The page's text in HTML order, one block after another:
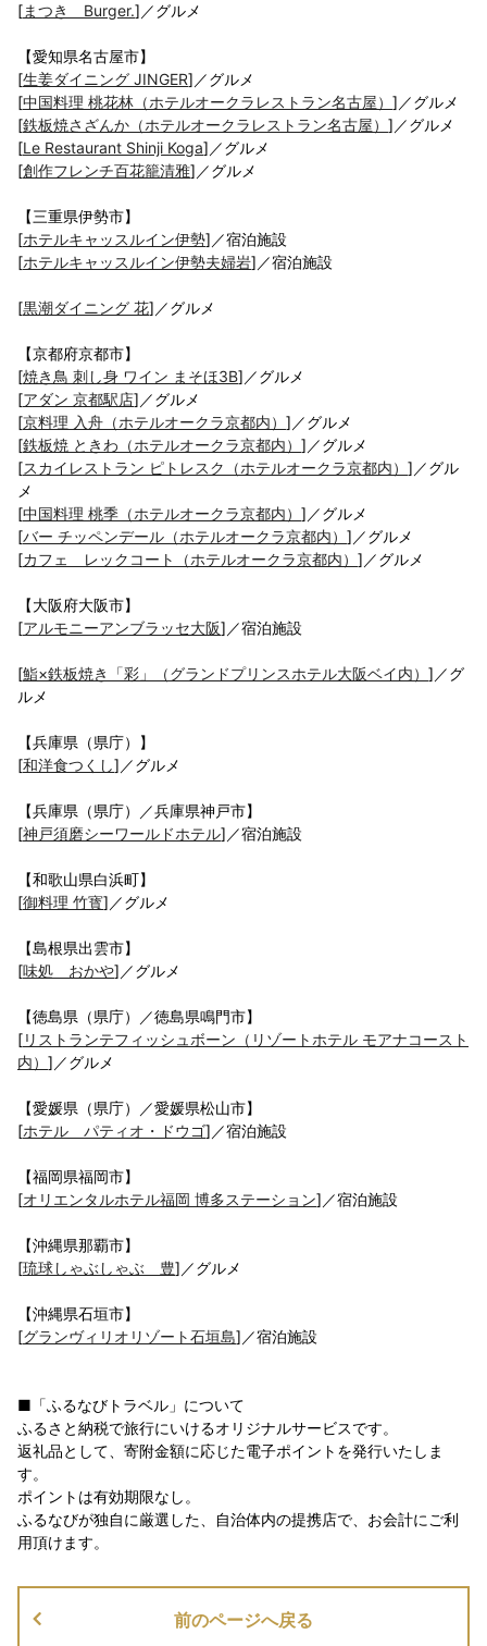
[まつき Burger.]／グルメ
【愛知県名古屋市】
[生姜ダイニング JINGER]／グルメ
[中国料理 桃花林（ホテルオークラレストラン名古屋） ]／グルメ
[鉄板焼さざんか（ホテルオークラレストラン名古屋） ]／グルメ
[Le Restaurant Shinji Koga]／グルメ
[創作フレンチ百花籠清雅]／グルメ
【三重県伊勢市】
[ホテルキャッスルイン伊勢]／宿泊施設
[ホテルキャッスルイン伊勢夫婦岩]／宿泊施設
[黒潮ダイニング 花]／グルメ
【京都府京都市】
[焼き鳥 刺し身 ワイン まそほ3B]／グルメ
[アダン 京都駅店]／グルメ
[京料理 入舟（ホテルオークラ京都内） ]／グルメ
[鉄板焼 ときわ（ホテルオークラ京都内） ]／グルメ
[スカイレストラン ピトレスク（ホテルオークラ京都内） ]／グル
メ
[中国料理 桃季（ホテルオークラ京都内） ]／グルメ
[バー チッペンデール（ホテルオークラ京都内） ]／グルメ
[カフェ レックコート（ホテルオークラ京都内） ]／グルメ
【大阪府大阪市】
[アルモニーアンブラッセ大阪]／宿泊施設
[鮨×鉄板焼き「彩」（グランドプリンスホテル大阪ベイ内） ]／グ
ルメ
【兵庫県（県庁）】
[和洋食つくし]／グルメ
【兵庫県（県庁）／兵庫県神戸市】
[神戸須磨シーワールドホテル]／宿泊施設
【和歌山県白浜町】
[御料理 竹寳]／グルメ
【島根県出雲市】
[味処 おかや]／グルメ
【徳島県（県庁）／徳島県鳴門市】
[リストランテフィッシュボーン（リゾートホテル モアナコースト
内） ]／グルメ
【愛媛県（県庁）／愛媛県松山市】
[ホテル パティオ・ドウゴ]／宿泊施設
【福岡県福岡市】
[オリエンタルホテル福岡 博多ステーション]／宿泊施設
【沖縄県那覇市】
[琉球しゃぶしゃぶ 豊]／グルメ
【沖縄県石垣市】
[グランヴィリオリゾート石垣島]／宿泊施設
■「ふるなびトラベル」について
ふるさと納税で旅行にいけるオリジナルサービスです。
返礼品として、寄附金額に応じた電子ポイントを発行いたしま
す。
ポイントは有効期限なし。
ふるなびが独自に厳選した、自治体内の提携店で、お会計にご利
用頂けます。
前のページへ戻る